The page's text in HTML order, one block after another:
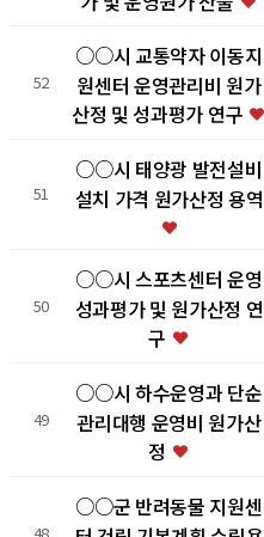
52
○○시 교통약자 이동지
원센터 운영관리비 원가
산정 및 성과평가 연구
51
○○시 태양광 발전설비
설치 가격 원가산정 용역
50
○○시 스포츠센터 운영
성과평가 및 원가산정 연
구
49
○○시 하수운영과 단순
관리대행 운영비 원가산
정
○○군 반려동물 지원센